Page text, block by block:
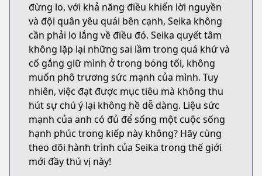
đừng lo, với khả năng điều khiển lời nguyền
và đội quân yêu quái bên cạnh, Seika không
cần phải lo lắng về điều đó. Seika quyết tâm
không lặp lại những sai lầm trong quá khứ và
cố gắng giữ mình ở trong bóng tối, không
muốn phô trương sức mạnh của mình. Tuy
nhiên, việc đạt được mục tiêu mà không thu
hút sự chú ý lại không hề dễ dàng. Liệu sức
mạnh của anh có đủ để sống một cuộc sống
hạnh phúc trong kiếp này không? Hãy cùng
theo dõi hành trình của Seika trong thế giới
mới đầy thú vị này!